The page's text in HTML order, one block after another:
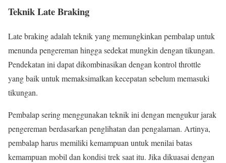
Teknik Late Braking
Late braking adalah teknik yang memungkinkan pembalap untuk
menunda pengereman hingga sedekat mungkin dengan tikungan.
Pendekatan ini dapat dikombinasikan dengan kontrol throttle
yang baik untuk memaksimalkan kecepatan sebelum memasuki
tikungan.
Pembalap sering menggunakan teknik ini dengan mengukur jarak
pengereman berdasarkan penglihatan dan pengalaman. Artinya,
pembalap harus memiliki kemampuan untuk menilai batas
kemampuan mobil dan kondisi trek saat itu. Jika dikuasai dengan